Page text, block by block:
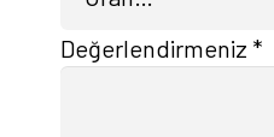
Değerlendirmeniz *